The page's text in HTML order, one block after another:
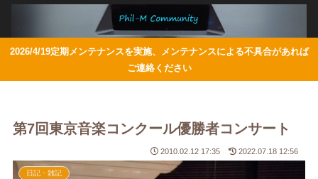
2026/4/19定期メンテナンスを実施、メンテナンスによる不具合があれば
ご連絡ください
第7回東京音楽コンクール優勝者コンサート
2010.02.12 17:35 2022.07.18 12:56
日記・雑記